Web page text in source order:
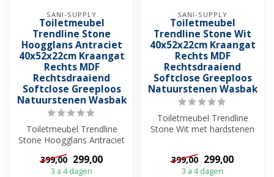
SANI-SUPPLY
Toiletmeubel
Trendline Stone
Hoogglans Antraciet
40x52x22cm Kraangat
Rechts MDF
Rechtsdraaiend
Softclose Greeploos
Natuurstenen Wasbak
Toiletmeubel Trendline
Stone Hoogglans Antraciet
met hardstenen
toiletfontein. D...
399,00 299,00
3 a 4 dagen
SANI-SUPPLY
Toiletmeubel
Trendline Stone Wit
40x52x22cm Kraangat
Rechts MDF
Rechtsdraaiend
Softclose Greeploos
Natuurstenen Wasbak
Toiletmeubel Trendline
Stone Wit met hardstenen
prachtige fo...
399,00 299,00
3 a 4 dagen